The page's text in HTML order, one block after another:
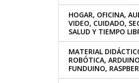
HOGAR, OFICINA,
VIDEO, CUIDADO,
SALUD Y TIEMPO
MATERIAL
ROBÓTICA,
FUNDUINO,